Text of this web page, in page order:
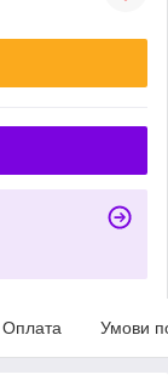
Оплата Умови